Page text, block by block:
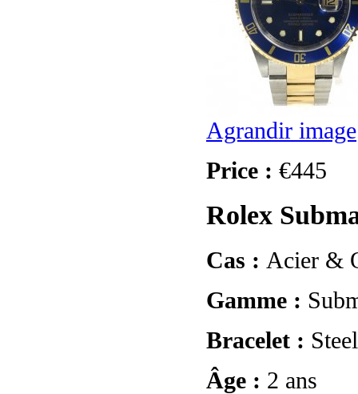
Agrandir image
Price : €445
Rolex
Cas : Acier &
Gamme :
Bracelet :
Âge : 2 ans